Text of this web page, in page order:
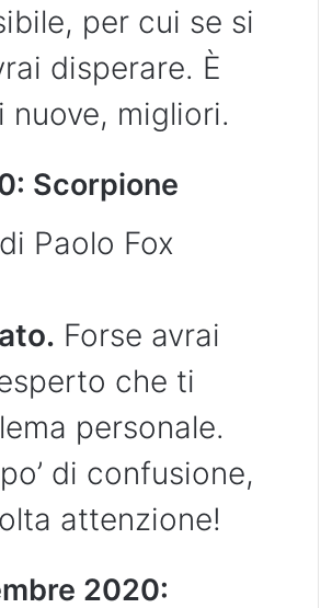
per cui se si
disperare. È
migliori.
Scorpione
Paolo Fox
Forse avrai
che ti
personale.
di confusione,
attenzione!
2020: